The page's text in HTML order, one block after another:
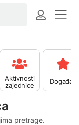
pretrage.
Aktivnosti
zajednice
Događaji